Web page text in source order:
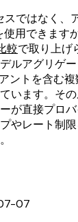
スではなく、
使用できます
較で取り上げ
ルアグリゲー
ントを含む
います。そ
が直接プロ
やレート制
07